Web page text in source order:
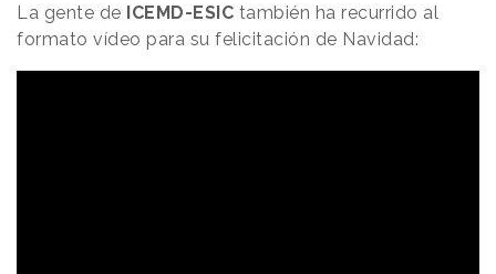
La gente de ICEMD-ESIC también ha recurrido al
formato vídeo para su felicitación de Navidad: